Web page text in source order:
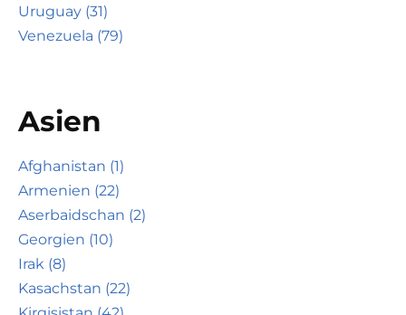
Uruguay (31)
Venezuela (79)
Asien
Afghanistan (1)
Armenien (22)
Aserbaidschan (2)
Georgien (10)
Irak (8)
Kasachstan (22)